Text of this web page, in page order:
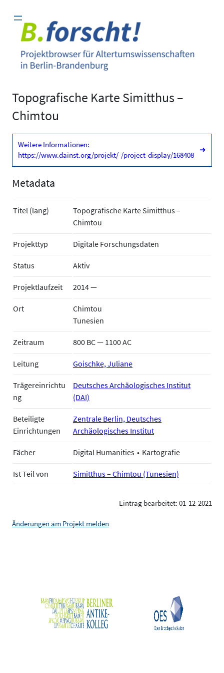
Inhalt
springen
Topografische Karte Simitthus –
Chimtou
Weitere Informationen:
https://www.dainst.org/projekt/-/project-display/168408
➜
Metadata
Titel (lang)
Topografische Karte Simitthus –
Chimtou
Projekttyp Digitale Forschungsdaten
Status Aktiv
Projektlaufzeit 2014 —
Ort
Chimtou
Tunesien
Zeitraum 800 BC — 1100 AC
Leitung Goischke, Juliane
Trägereinrichtu
ng
Deutsches Archäologisches Institut
(DAI)
Beteiligte
Einrichtungen
Zentrale Berlin, Deutsches
Archäologisches Institut
Fächer Digital Humanities Kartografie
Ist Teil von Simitthus – Chimtou (Tunesien)
Eintrag bearbeitet: 01-12-2021
Änderungen am Projekt melden